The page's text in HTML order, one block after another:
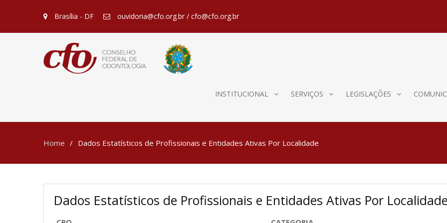
Brasília - DF ouvidoria@cfo.org.br / cfo@cfo.org.br
INSTITUCIONAL SERVIÇOS LEGISLAÇÕES
Home Dados Estatísticos de Profissionais e Entidades Ativas Por Localidade
Dados Estatísticos de Profissionais e Entidades Ativas Por Localidade